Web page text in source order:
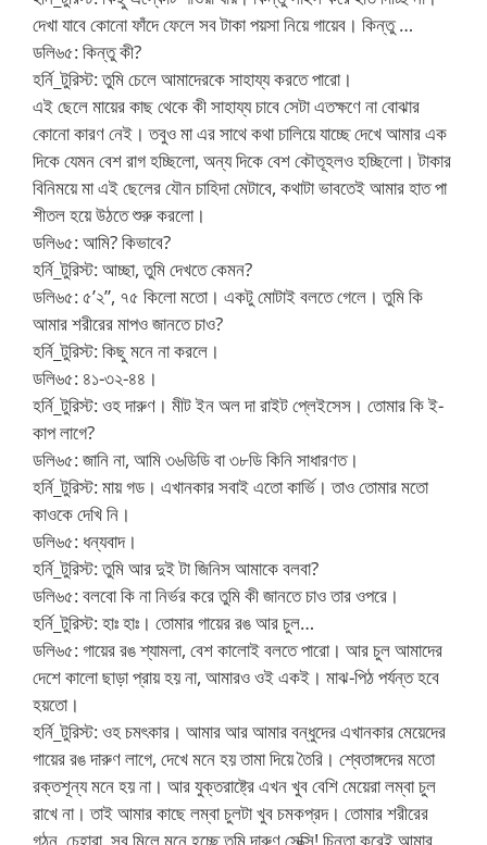
দেখা যাবে কোনো ফাঁদে ফেলে সব টাকা পয়সা নিয়ে গায়েব। কিন্তু …
ডলি৬৫: কিন্তু কী?
হর্নি_টুরিস্ট: তুমি চেলে আমাদেরকে সাহায্য করতে পারো।
এই ছেলে মায়ের কাছ থেকে কী সাহায্য চাবে সেটা এতক্ষণে না বোঝার
কোনো কারণ নেই। তবুও মা এর সাথে কথা চালিয়ে যাচ্ছে দেখে আমার এক
দিকে যেমন বেশ রাগ হচ্ছিলো, অন্য দিকে বেশ কৌতূহলও হচ্ছিলো। টাকার
বিনিময়ে মা এই ছেলের যৌন চাহিদা মেটাবে, কথাটা ভাবতেই আমার হাত পা
শীতল হয়ে উঠতে শুরু করলো।
ডলি৬৫: আমি? কিভাবে?
হর্নি_টুরিস্ট: আচ্ছা, তুমি দেখতে কেমন?
ডলি৬৫: ৫’২”, ৭৫ কিলো মতো। একটু মোটাই বলতে গেলে। তুমি কি
আমার শরীরের মাপও জানতে চাও?
হর্নি_টুরিস্ট: কিছু মনে না করলে।
ডলি৬৫: ৪১-৩২-৪৪।
হর্নি_টুরিস্ট: ওহ দারুণ। মীট ইন অল দা রাইট প্লেইসেস। তোমার কি ই-
কাপ লাগে?
ডলি৬৫: জানি না, আমি ৩৬ডিডি বা ৩৮ডি কিনি সাধারণত।
হর্নি_টুরিস্ট: মায় গড। এখানকার সবাই এতো কার্ভি। তাও তোমার মতো
কাওকে দেখি নি।
ডলি৬৫: ধন্যবাদ।
হর্নি_টুরিস্ট: তুমি আর দুই টা জিনিস আমাকে বলবা?
ডলি৬৫: বলবো কি না নির্ভর করে তুমি কী জানতে চাও তার ওপরে।
হর্নি_টুরিস্ট: হাঃ হাঃ। তোমার গায়ের রঙ আর চুল…
ডলি৬৫: গায়ের রঙ শ্যামলা, বেশ কালোই বলতে পারো। আর চুল আমাদের
দেশে কালো ছাড়া প্রায় হয় না, আমারও ওই একই। মাঝ-পিঠ পর্যন্ত হবে
হয়তো।
হর্নি_টুরিস্ট: ওহ চমৎকার। আমার আর আমার বন্ধুদের এখানকার মেয়েদের
গায়ের রঙ দারুণ লাগে, দেখে মনে হয় তামা দিয়ে তৈরি। শ্বেতাঙ্গদের মতো
রক্তশূন্য মনে হয় না। আর যুক্তরাষ্ট্রে এখন খুব বেশি মেয়েরা লম্বা চুল
রাখে না। তাই আমার কাছে লম্বা চুলটা খুব চমকপ্রদ। তোমার শরীরের
গঠন, চেহারা, সব মিলে মনে হচ্ছে তুমি দারুণ সেক্সি! চিন্তা করেই আমার